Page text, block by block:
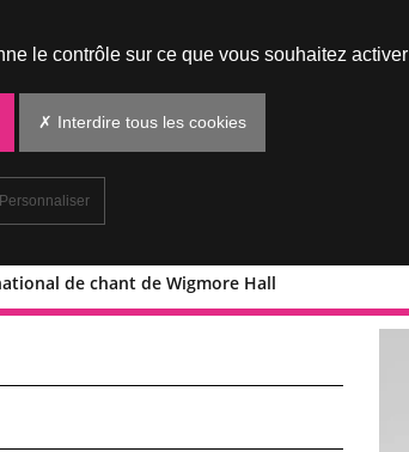
de chant de Wigmore Hall
Concours international
le contrôle sur ce que vous souhaitez activer
✗ Interdire tous les cookies
Personnaliser